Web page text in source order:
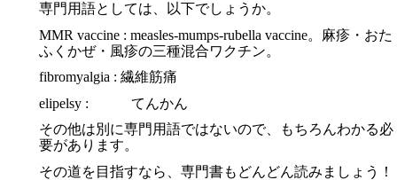
専門用語としては、以下でしょうか。
MMR vaccine : measles-mumps-rubella vaccine。麻疹・おた
ふくかぜ・風疹の三種混合ワクチン。
fibromyalgia : 繊維筋痛
elipelsy : てんかん
その他は別に専門用語ではないので、もちろんわかる必
要があります。
その道を目指すなら、専門書もどんどん読みましょう！